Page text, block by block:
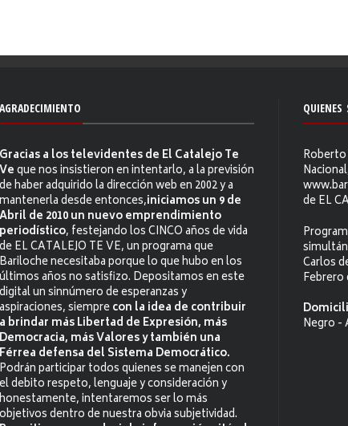
AGRADECIMIENTO
Gracias a los televidentes de El Catalejo Te
Veque nos insistieron en intentarlo, a la previsión
de haber adquirido la dirección web en 2002 y a
mantenerla desde entonces,iniciamos un 9 de
Abril de 2010 un nuevo emprendimiento
periodístico, festejando los CINCO años de vida
de EL CATALEJO TE VE, un programa que
Bariloche necesitaba porque lo que hubo en los
últimos años no satisfizo. Depositamos en este
digital un sinnúmero de esperanzas y
aspiraciones, siemprecon la idea de contribuir
a brindar más Libertad de Expresión, más
Democracia, más Valores y también una
Férrea defensa del Sistema Democrático.
Podrán participar todos quienes se manejen con
el debito respeto, lenguaje y consideración y
honestamente, intentaremos ser lo más
objetivos dentro de nuestra obvia subjetividad.
QUIENES
de EL
Carlos
Febrero
Negro -